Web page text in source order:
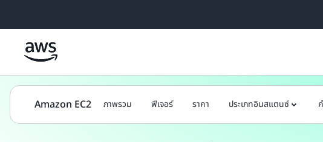
Amazon EC2 ภาพรวม ฟีเจอร์ ราคา ประเภทอินสแตนซ์